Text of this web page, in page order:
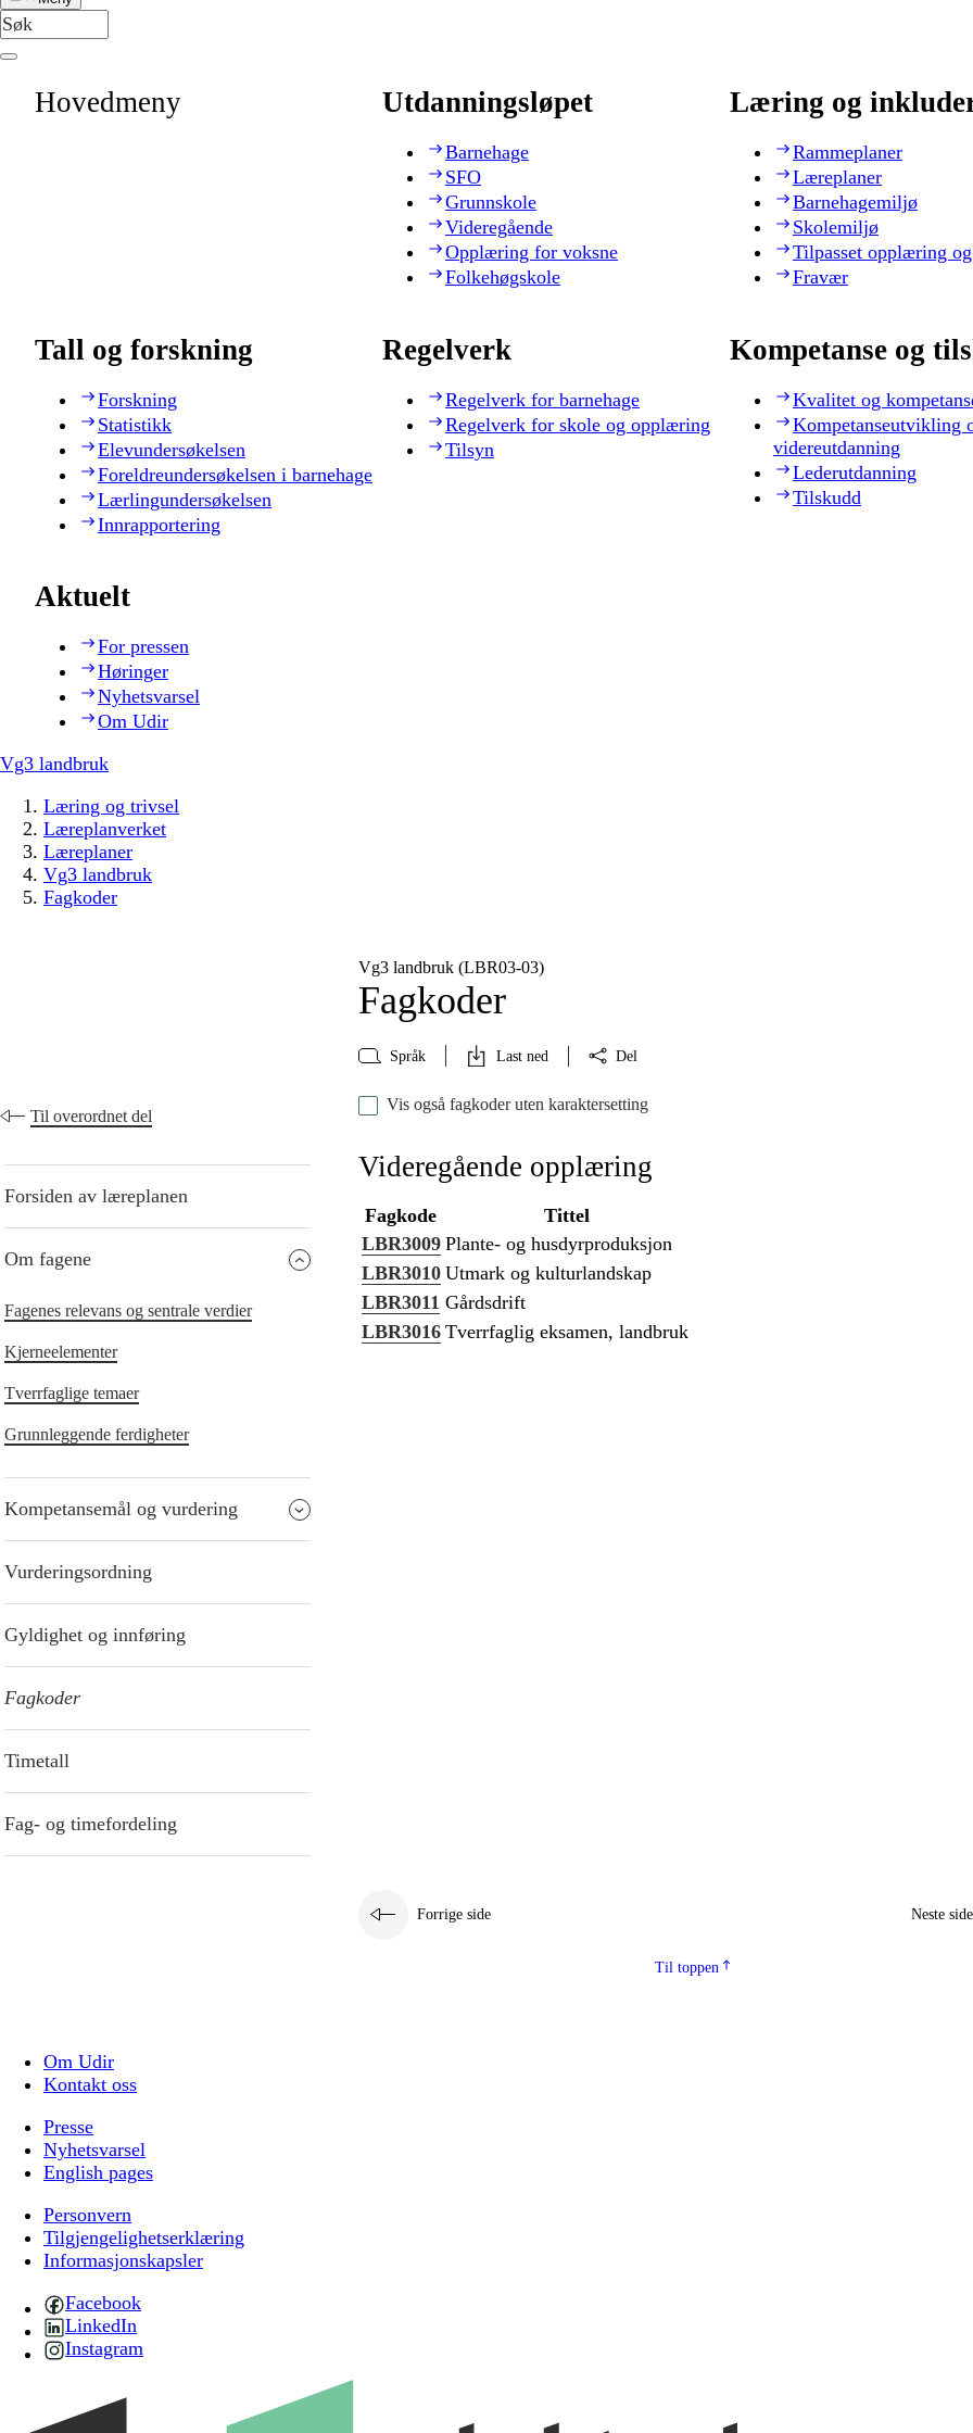
Hovedmeny Utdanningsløpet
Barnehage
SFO
Grunnskole
Videregående
Opplæring for voksne
Folkehøgskole
Læring og
Rammeplaner
Læreplaner
Barnehagemiljø
Skolemiljø
Tilpasset opplæring
Fravær
Tall og forskning
Forskning
Statistikk
Elevundersøkelsen
Foreldreundersøkelsen i barnehage
Lærlingundersøkelsen
Innrapportering
Regelverk
Regelverk for barnehage
Regelverk for skole og opplæring
Tilsyn
Kompetanse og
Kvalitet og
Kompetanseutvikling
videreutdanning
Lederutdanning
Tilskudd
Aktuelt
For pressen
Høringer
Nyhetsvarsel
Om Udir
Vg3 landbruk
Læring og trivsel
Læreplanverket
Læreplaner
Vg3 landbruk
Fagkoder
Vg3 landbruk (LBR03‑03)
Fagkoder
Språk Last ned Del
Til overordnet del
Forsiden av læreplanen
Om fagene
Fagenes relevans og sentrale verdier
Kjerneelementer
Tverrfaglige temaer
Grunnleggende ferdigheter
Kompetansemål og vurdering
Vurderingsordning
Gyldighet og innføring
Fagkoder
Timetall
Fag- og timefordeling
Vis også fagkoder uten karaktersetting
Videregående opplæring
Fagkode
Tittel
LBR3009 Plante- og husdyrproduksjon
LBR3010 Utmark og kulturlandskap
LBR3011 Gårdsdrift
LBR3016 Tverrfaglig eksamen, landbruk
Forrige side Neste side
Til toppen
Om Udir
Kontakt oss
Presse
Nyhetsvarsel
English pages
Personvern
Tilgjengelighetserklæring
Informasjonskapsler
Facebook
LinkedIn
Instagram